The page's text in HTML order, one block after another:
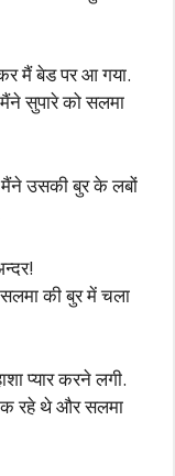
मैं बेड पर आ गया.
सुपारे को सलमा
उसकी बुर के लबों
की बुर में चला
प्यार करने लगी.
रहे थे और सलमा